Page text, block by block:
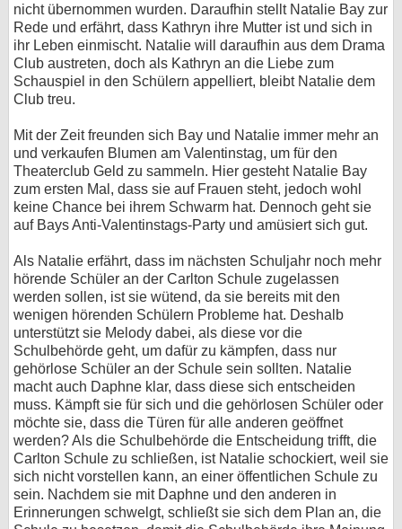
nicht übernommen wurden. Daraufhin stellt Natalie Bay zur
Rede und erfährt, dass Kathryn ihre Mutter ist und sich in
ihr Leben einmischt. Natalie will daraufhin aus dem Drama
Club austreten, doch als Kathryn an die Liebe zum
Schauspiel in den Schülern appelliert, bleibt Natalie dem
Club treu.
Mit der Zeit freunden sich Bay und Natalie immer mehr an
und verkaufen Blumen am Valentinstag, um für den
Theaterclub Geld zu sammeln. Hier gesteht Natalie Bay
zum ersten Mal, dass sie auf Frauen steht, jedoch wohl
keine Chance bei ihrem Schwarm hat. Dennoch geht sie
auf Bays Anti-Valentinstags-Party und amüsiert sich gut.
Als Natalie erfährt, dass im nächsten Schuljahr noch mehr
hörende Schüler an der Carlton Schule zugelassen
werden sollen, ist sie wütend, da sie bereits mit den
wenigen hörenden Schülern Probleme hat. Deshalb
unterstützt sie Melody dabei, als diese vor die
Schulbehörde geht, um dafür zu kämpfen, dass nur
gehörlose Schüler an der Schule sein sollten. Natalie
macht auch Daphne klar, dass diese sich entscheiden
muss. Kämpft sie für sich und die gehörlosen Schüler oder
möchte sie, dass die Türen für alle anderen geöffnet
werden? Als die Schulbehörde die Entscheidung trifft, die
Carlton Schule zu schließen, ist Natalie schockiert, weil sie
sich nicht vorstellen kann, an einer öffentlichen Schule zu
sein. Nachdem sie mit Daphne und den anderen in
Erinnerungen schwelgt, schließt sie sich dem Plan an, die